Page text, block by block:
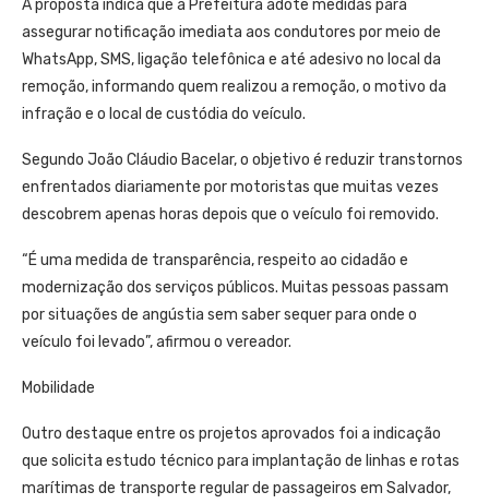
A proposta indica que a Prefeitura adote medidas para
assegurar notificação imediata aos condutores por meio de
WhatsApp, SMS, ligação telefônica e até adesivo no local da
remoção, informando quem realizou a remoção, o motivo da
infração e o local de custódia do veículo.
Segundo João Cláudio Bacelar, o objetivo é reduzir transtornos
enfrentados diariamente por motoristas que muitas vezes
descobrem apenas horas depois que o veículo foi removido.
“É uma medida de transparência, respeito ao cidadão e
modernização dos serviços públicos. Muitas pessoas passam
por situações de angústia sem saber sequer para onde o
veículo foi levado”, afirmou o vereador.
Mobilidade
Outro destaque entre os projetos aprovados foi a indicação
que solicita estudo técnico para implantação de linhas e rotas
marítimas de transporte regular de passageiros em Salvador,